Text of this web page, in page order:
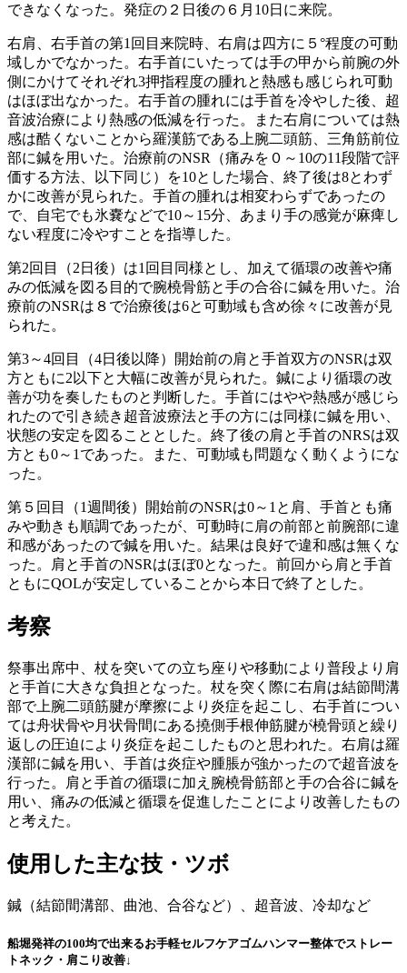
できなくなった。発症の２日後の６月10日に来院。
右肩、右手首の第1回目来院時、右肩は四方に５°程度の可動
域しかでなかった。右手首にいたっては手の甲から前腕の外
側にかけてそれぞれ3押指程度の腫れと熱感も感じられ可動
はほぼ出なかった。右手首の腫れには手首を冷やした後、超
音波治療により熱感の低減を行った。また右肩については熱
感は酷くないことから羅漢筋である上腕二頭筋、三角筋前位
部に鍼を用いた。治療前のNSR（痛みを０～10の11段階で評
価する方法、以下同じ）を10とした場合、終了後は8とわず
かに改善が見られた。手首の腫れは相変わらずであったの
で、自宅でも氷嚢などで10～15分、あまり手の感覚が麻痺し
ない程度に冷やすことを指導した。
第2回目（2日後）は1回目同様とし、加えて循環の改善や痛
みの低減を図る目的で腕橈骨筋と手の合谷に鍼を用いた。治
療前のNSRは８で治療後は6と可動域も含め徐々に改善が見
られた。
第3～4回目（4日後以降）開始前の肩と手首双方のNSRは双
方ともに2以下と大幅に改善が見られた。鍼により循環の改
善が功を奏したものと判断した。手首にはやや熱感が感じら
れたので引き続き超音波療法と手の方には同様に鍼を用い、
状態の安定を図ることとした。終了後の肩と手首のNRSは双
方とも0～1であった。また、可動域も問題なく動くようにな
った。
第５回目（1週間後）開始前のNSRは0～1と肩、手首とも痛
みや動きも順調であったが、可動時に肩の前部と前腕部に違
和感があったので鍼を用いた。結果は良好で違和感は無くな
った。肩と手首のNSRはほぼ0となった。前回から肩と手首
ともにQOLが安定していることから本日で終了とした。
考察
祭事出席中、杖を突いての立ち座りや移動により普段より肩
と手首に大きな負担となった。杖を突く際に右肩は結節間溝
部で上腕二頭筋腱が摩擦により炎症を起こし、右手首につい
ては舟状骨や月状骨間にある撓側手根伸筋腱が橈骨頭と繰り
返しの圧迫により炎症を起こしたものと思われた。右肩は羅
漢部に鍼を用い、手首は炎症や腫脹が強かったので超音波を
行った。肩と手首の循環に加え腕橈骨筋部と手の合谷に鍼を
用い、痛みの低減と循環を促進したことにより改善したもの
と考えた。
使用した主な技・ツボ
鍼（結節間溝部、曲池、合谷など）、超音波、冷却など
船堀発祥の100均で出来るお手軽セルフケアゴムハンマー整体でストレー
トネック・肩こり改善↓